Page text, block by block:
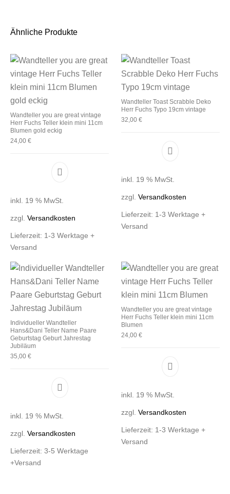
Ähnliche Produkte
Wandteller you are great vintage
Herr Fuchs Teller klein mini 11cm
Blumen gold eckig
24,00€
inkl. 19 % MwSt.
zzgl.Versandkosten
Lieferzeit: 1-3 Werktage +
Versand
Wandteller Toast Scrabble Deko
Herr Fuchs Typo 19cm vintage
32,00 €
inkl. 19 % MwSt.
zzgl. Versandkosten
Lieferzeit: 1-3 Werktage +
Versand
Individueller Wandteller
Hans&Dani Teller Name Paare
Geburtstag Geburt Jahrestag
Jubiläum
35,00€
inkl. 19 % MwSt.
zzgl.Versandkosten
Lieferzeit:3-5 Werktage
+Versand
Wandteller you are great vintage
Herr Fuchs Teller klein mini 11cm
Blumen
24,00 €
inkl. 19 % MwSt.
zzgl. Versandkosten
Lieferzeit: 1-3 Werktage +
Versand